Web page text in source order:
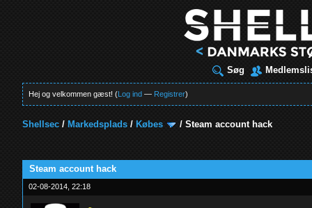
Søg
Hej og velkommen gæst! (Log ind — Registrer)
Shellsec / Markedsplads / Købes /Steam account hack
Steam account hack
02-08-2014, 22:18